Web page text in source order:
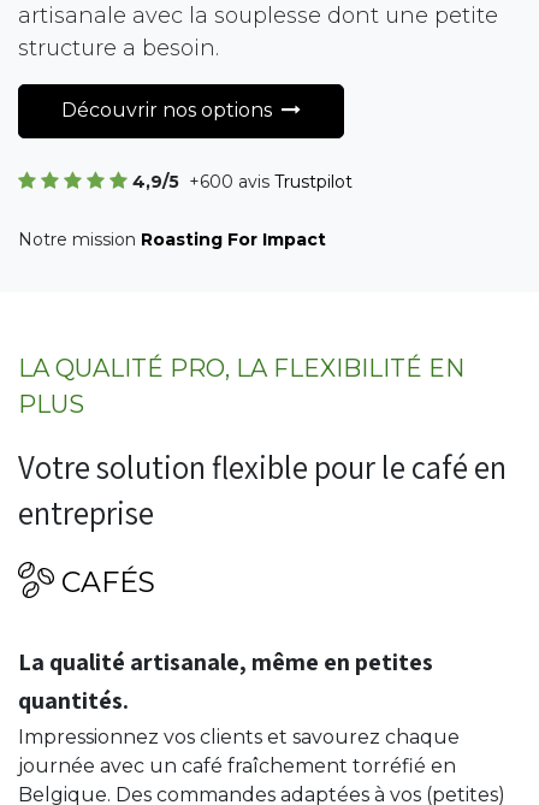
artisanale avec la souplesse dont une petite
structure a besoin.
Découvrir nos options
4,9/5 +600 avis Trustpilot
Notre mission Roasting For Impact
LA QUALITÉ PRO, LA FLEXIBILITÉ EN
PLUS
Votre solution flexible pour le café en
entreprise
CAFÉS​
La qualité artisanale, même en petites
quantités.
Impressionnez vos clients et savourez chaque
journée avec un café fraîchement torréfié en
Belgique. Des commandes adaptées à vos (petites)